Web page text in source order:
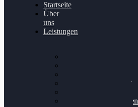
Startseite
Über
uns
Leistungen
Getriebeoptimierung
Bremsscheiben planen